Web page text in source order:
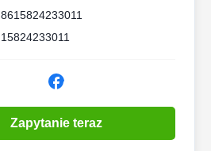
8615824233011
15824233011
Zapytanie teraz